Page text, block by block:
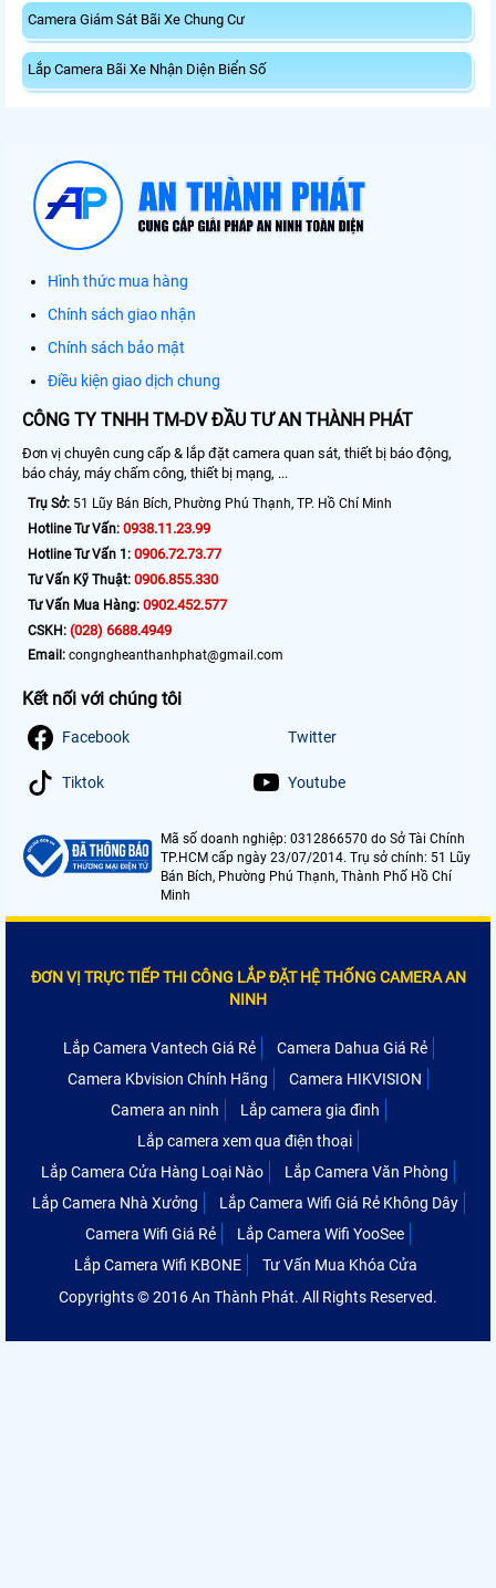
Camera Giám Sát Bãi Xe Chung Cư
Lắp Camera Bãi Xe Nhận Diện Biển Số
Hình thức mua hàng
Chính sách giao nhận
Chính sách bảo mật
Điều kiện giao dịch chung
CÔNG TY TNHH TM-DV ĐẦU TƯ AN THÀNH PHÁT
Đơn vị chuyên cung cấp & lắp đặt camera quan sát, thiết bị báo động,
báo cháy, máy chấm công, thiết bị mạng, ...
Trụ Sở: 51 Lũy Bán Bích, Phường Phú Thạnh, TP. Hồ Chí Minh
Hotline Tư Vấn: 0938.11.23.99
Hotline Tư Vấn 1: 0906.72.73.77
Tư Vấn Kỹ Thuật: 0906.855.330
Tư Vấn Mua Hàng: 0902.452.577
CSKH: (028) 6688.4949
Email: congngheanthanhphat@gmail.com
Kết nối với chúng tôi
Facebook Twitter
Tiktok Youtube
Mã số doanh nghiệp: 0312866570 do Sở Tài Chính
TP.HCM cấp ngày 23/07/2014. Trụ sở chính: 51 Lũy
Bán Bích, Phường Phú Thạnh, Thành Phố Hồ Chí
Minh
ĐƠN VỊ TRỰC TIẾP THI CÔNG LẮP ĐẶT HỆ THỐNG CAMERA AN
NINH
Lắp Camera Vantech Giá Rẻ
Camera Dahua Giá Rẻ
Camera Kbvision Chính Hãng
Camera HIKVISION
Camera an ninh
Lắp camera gia đình
Lắp camera xem qua điện thoại
Lắp Camera Cửa Hàng Loại Nào
Lắp Camera Văn Phòng
Lắp Camera Nhà Xưởng
Lắp Camera Wifi Giá Rẻ Không Dây
Camera Wifi Giá Rẻ
Lắp Camera Wifi YooSee
Lắp Camera Wifi KBONE
Tư Vấn Mua Khóa Cửa
Copyrights © 2016 An Thành Phát. All Rights Reserved.